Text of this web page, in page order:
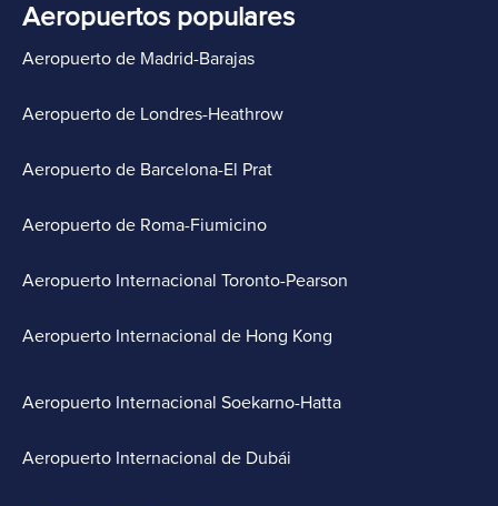
Aeropuertos populares
Aeropuerto de Madrid-Barajas
Aeropuerto de Londres-Heathrow
Aeropuerto de Barcelona-El Prat
Aeropuerto de Roma-Fiumicino
Aeropuerto Internacional Toronto-Pearson
Aeropuerto Internacional de Hong Kong
Aeropuerto Internacional Soekarno-Hatta
Aeropuerto Internacional de Dubái